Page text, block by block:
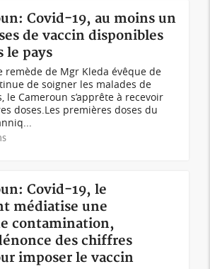
Covid-19, au moins un
de vaccin disponibles
le pays
remède de Mgr Kleda évêque de
de soigner les malades de
le Cameroun s’apprête à recevoir
doses.Les premières doses du
Covid-19, le
médiatise une
contamination,
des chiffres
imposer le vaccin